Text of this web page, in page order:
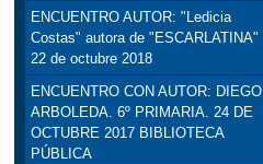
ENCUENTRO AUTOR: "Ledicia
Costas" autora de "ESCARLATINA"
22 de octubre 2018
ENCUENTRO CON AUTOR: DIEGO
ARBOLEDA. 6º PRIMARIA. 24 DE
OCTUBRE 2017 BIBLIOTECA
PÚBLICA